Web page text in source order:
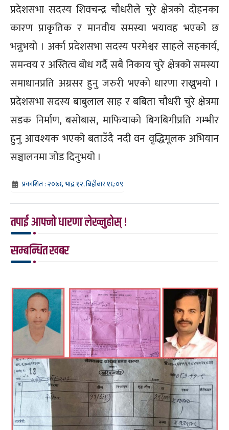
प्रदेशसभा सदस्य शिवचन्द्र चौधरीले चुरे क्षेत्रको दोहनका
कारण प्राकृतिक र मानवीय समस्या भयावह भएको छ
भन्नुभयो । अर्का प्रदेशसभा सदस्य परमेश्वर साहले सहकार्य,
समन्वय र अस्तित्व बोध गर्दै सबै निकाय चुरे क्षेत्रको समस्या
समाधानप्रति अग्रसर हुनु जरुरी भएको धारणा राख्नुभयो ।
प्रदेशसभा सदस्य बाबुलाल साह र बबिता चौधरी चुरे क्षेत्रमा
सडक निर्माण, बसोबास, माफियाको बिगबिगीप्रति गम्भीर
हुनु आवश्यक भएको बताउँदै नदी वन वृद्धिमूलक अभियान
सञ्चालनमा जोड दिनुभयो ।
प्रकाशित : २०७६ भाद्र १२, बिहीबार १६:०९
तपाई आफ्नो धारणा लेख्नुहोस् !
सम्बन्धित खबर